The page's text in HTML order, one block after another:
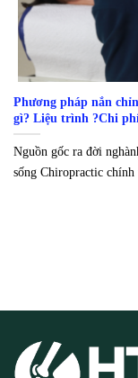
Phương pháp nắn
gì? Liệu trình ?Chi
Nguồn gốc ra đời
sống Chiropractic